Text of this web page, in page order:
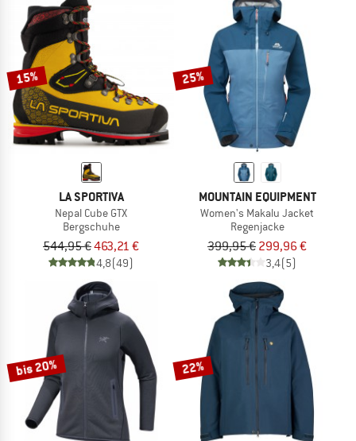
15%
LA SPORTIVA
Nepal Cube GTX
Bergschuhe
544,95 €463,21 €
4,8(49)
25%
MOUNTAIN EQUIPMENT
Women's Makalu Jacket
Regenjacke
399,95 € 299,96 €
3,4(5)
bis 20% 22%